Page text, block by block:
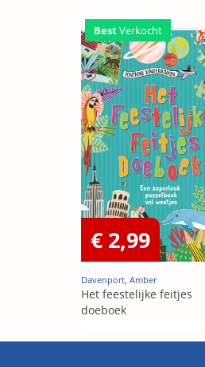
BestVerkocht
€ 2,99
Davenport, Amber
Het feestelijke feitjes
doeboek